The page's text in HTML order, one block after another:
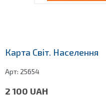
Карта Світ. Населення
Арт: 25654
2 100 UAH